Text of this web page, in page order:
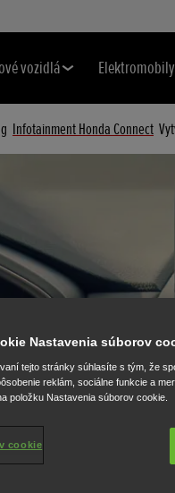
vozidlá
Infotainment Honda Connect
Nastavenia súborov
tejto stránky súhlasíte s tým, že
reklám, sociálne funkcie a
položku Nastavenia súborov cookie.
cookie